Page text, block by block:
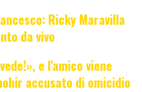
Ricky Maravilla
da vivo
e l'amico viene
accusato di omicidio